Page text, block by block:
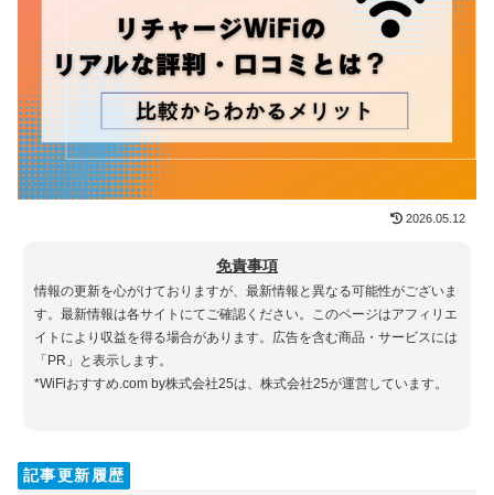
2026.05.12
免責事項
情報の更新を心がけておりますが、最新情報と異なる可能性がございま
す。最新情報は各サイトにてご確認ください。このページはアフィリエ
イトにより収益を得る場合があります。広告を含む商品・サービスには
「PR」と表示します。
*WiFiおすすめ.com by株式会社25は、株式会社25が運営しています。
記事更新履歴